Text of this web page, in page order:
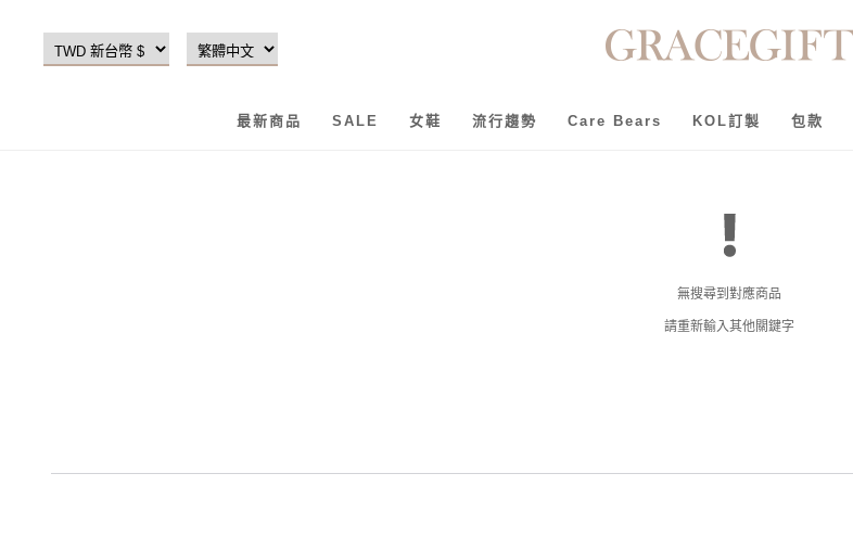
最新商品 SALE 女鞋 流行趨勢 Care Bears KOL訂製 包款
無搜尋到對應商品
請重新輸入其他關鍵字